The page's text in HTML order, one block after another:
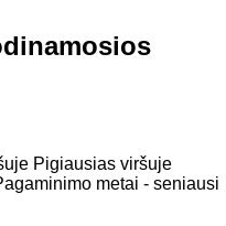
Pigiausias viršuje
metai - seniausi